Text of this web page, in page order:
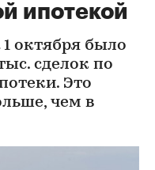
ипотекой
октября было
сделок по
Это
чем в